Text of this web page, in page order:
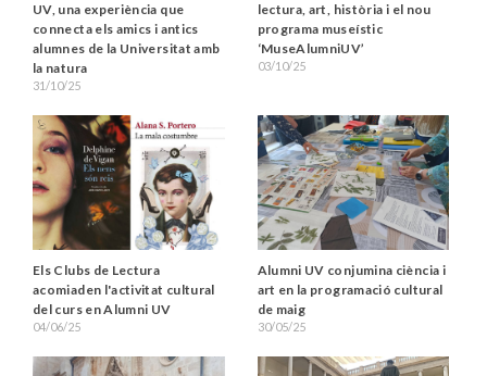
UV, una experiència que
connecta els amics i antics
alumnes de la Universitat amb
la natura
31/10/25
lectura, art, història i el nou
programa museístic
‘MuseAlumniUV’
03/10/25
Els Clubs de Lectura
acomiaden l'activitat cultural
del curs en Alumni UV
04/06/25
Alumni UV conjumina ciència i
art en la programació cultural
de maig
30/05/25